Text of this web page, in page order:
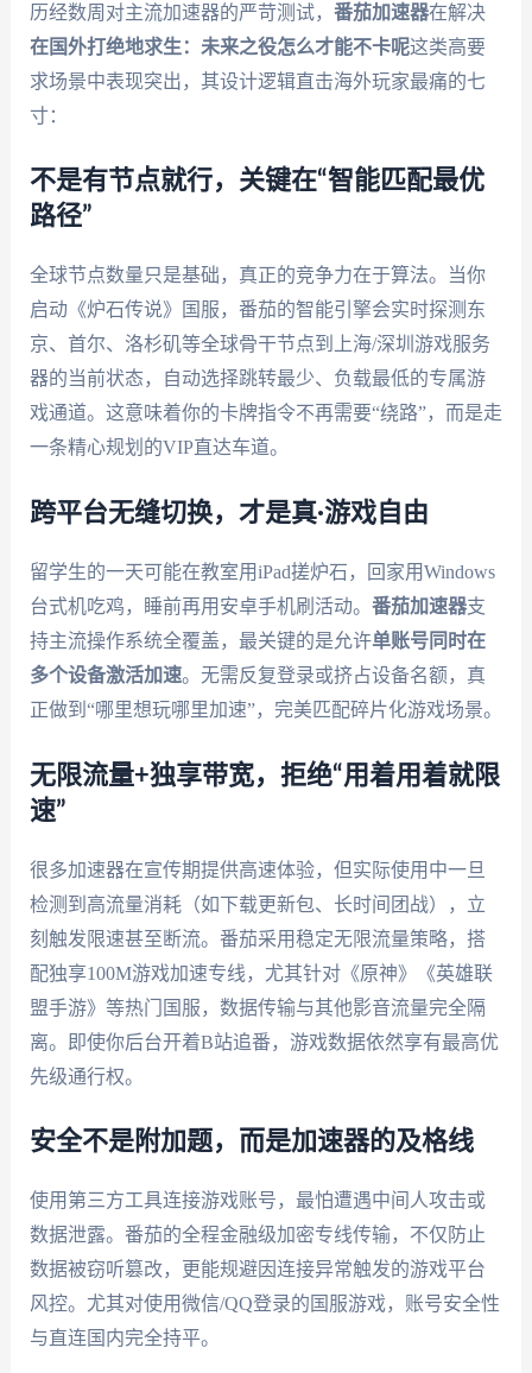
历经数周对主流加速器的严苛测试， 番茄加速器在解决
在国外打绝地求生：未来之役怎么才能不卡呢这类高要
求场景中表现突出，其设计逻辑直击海外玩家最痛的七
寸：
不是有节点就行，关键在“智能匹配最优
路径”
全球节点数量只是基础，真正的竞争力在于算法。当你
启动《炉石传说》国服，番茄的智能引擎会实时探测东
京、首尔、洛杉矶等全球骨干节点到上海/深圳游戏服务
器的当前状态，自动选择跳转最少、负载最低的专属游
戏通道。这意味着你的卡牌指令不再需要“绕路”，而是走
一条精心规划的VIP直达车道。
跨平台无缝切换，才是真·游戏自由
留学生的一天可能在教室用iPad搓炉石，回家用Windows
台式机吃鸡，睡前再用安卓手机刷活动。 番茄加速器支
持主流操作系统全覆盖，最关键的是允许单账号同时在
多个设备激活加速。无需反复登录或挤占设备名额，真
正做到“哪里想玩哪里加速”，完美匹配碎片化游戏场景。
无限流量+独享带宽，拒绝“用着用着就限
速”
很多加速器在宣传期提供高速体验，但实际使用中一旦
检测到高流量消耗（如下载更新包、长时间团战），立
刻触发限速甚至断流。番茄采用稳定无限流量策略，搭
配独享100M游戏加速专线，尤其针对《原神》《英雄联
盟手游》等热门国服，数据传输与其他影音流量完全隔
离。即使你后台开着B站追番，游戏数据依然享有最高优
先级通行权。
安全不是附加题，而是加速器的及格线
使用第三方工具连接游戏账号，最怕遭遇中间人攻击或
数据泄露。番茄的全程金融级加密专线传输，不仅防止
数据被窃听篡改，更能规避因连接异常触发的游戏平台
风控。尤其对使用微信/QQ登录的国服游戏，账号安全性
与直连国内完全持平。